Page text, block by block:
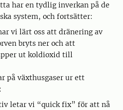
har en tydlig inverkan på de
system, och fortsätter:
vi lärt oss att dränering av
bryts ner och att
ut koldioxid till
på växthusgaser ur ett
letar vi “quick fix” för att nå